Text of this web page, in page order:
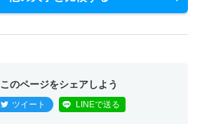
このページをシェアしよう
ツイート LINEで送る